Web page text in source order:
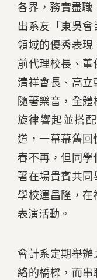
各界，務實盡職
出系友「東吳
領域的優秀表現
前代理校長、
清祥會長、高立
隨著樂音，全
旋律響起並搭
道，一幕幕舊回
春不再，但同學
著在場貴賓共同
學校運昌隆，在
表演活動。
會計系定期舉
絡的橋樑，而串